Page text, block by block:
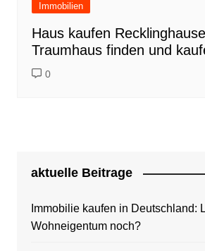
Immobilien
Haus kaufen
Traumhaus finden und
0
aktuelle Beitrage
Immobilie kaufen in Deutschland:
Wohneigentum noch?